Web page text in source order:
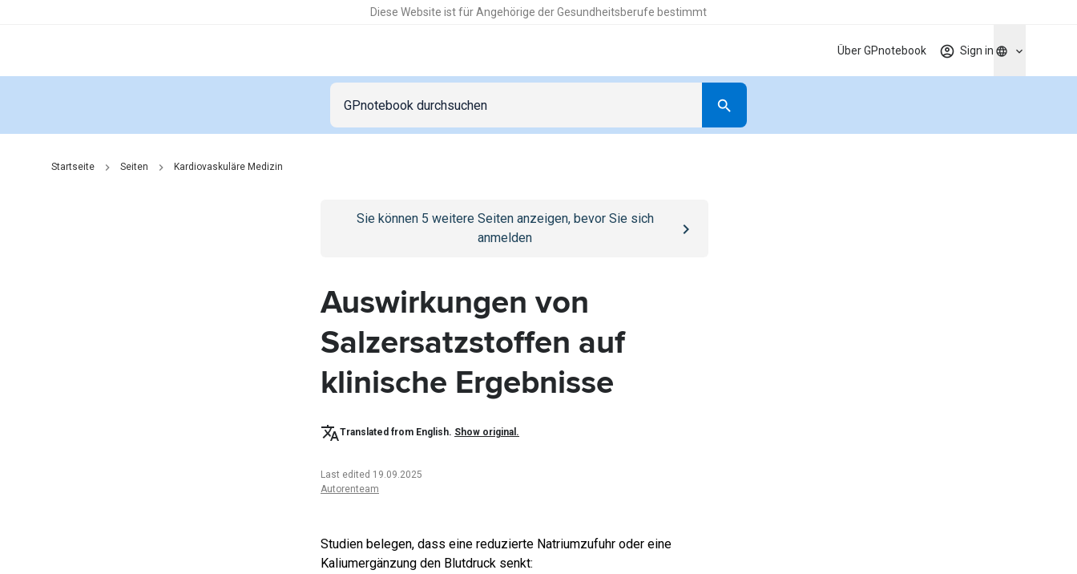
Diese Website ist für Angehörige der Gesundheitsberufe bestimmt
Über GPnotebook Sign in
Startseite Seiten Kardiovaskuläre Medizin
Go to/anmeldenpage
Sie können 5 weitere Seiten anzeigen, bevor Sie sich
anmelden
Auswirkungen von
Salzersatzstoffen auf
klinische Ergebnisse
Translated from English. Show original.
Last edited 19.09.2025
Autorenteam
Studien belegen, dass eine reduzierte Natriumzufuhr oder eine
Kaliumergänzung den Blutdruck senkt: